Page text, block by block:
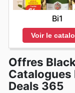
Bi1
Voir le
Offres
Catalogues
Deals 365